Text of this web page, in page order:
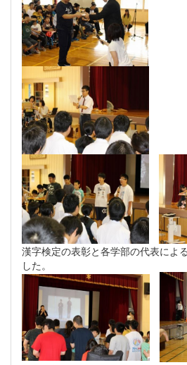
漢字検定の表彰と各学部の代表によ
した。